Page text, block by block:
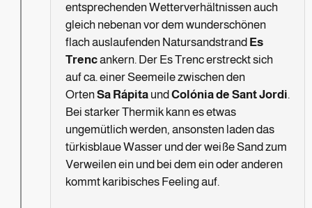
entsprechenden Wetterverhältnissen auch
gleich nebenan vor dem wunderschönen
flach auslaufenden Natursandstrand Es
Trencankern. Der Es Trenc erstreckt sich
auf ca. einer Seemeile zwischen den
OrtenSa Rápita und Colónia de Sant Jordi.
Bei starker Thermik kann es etwas
ungemütlich werden, ansonsten laden das
türkisblaue Wasser und der weiße Sand zum
Verweilen ein und bei dem ein oder anderen
kommt karibisches Feeling auf.